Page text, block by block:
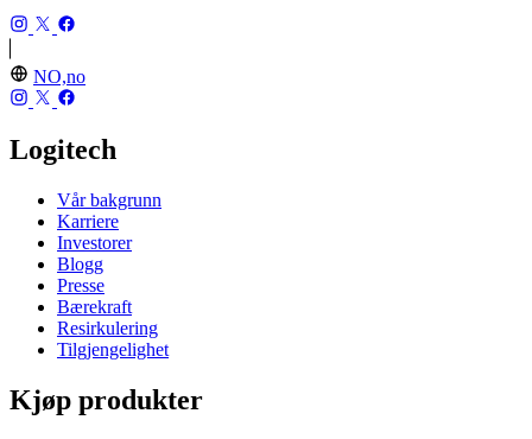
NO,no
Logitech
Vår bakgrunn
Karriere
Investorer
Blogg
Presse
Bærekraft
Resirkulering
Tilgjengelighet
Kjøp produkter